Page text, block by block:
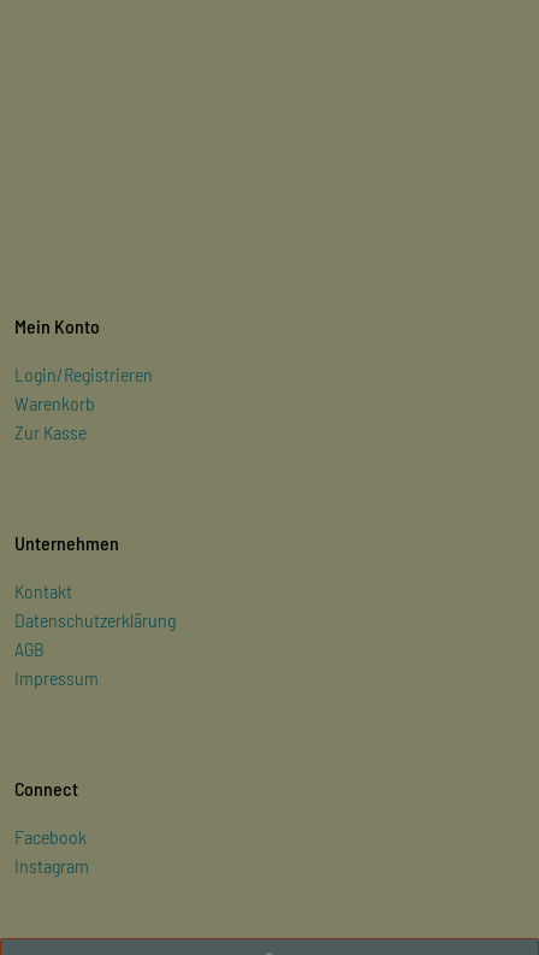
Mein Konto
Login/Registrieren
Warenkorb
Zur Kasse
Unternehmen
Kontakt
Datenschutzerklärung
AGB
Impressum
Connect
Facebook
Instagram